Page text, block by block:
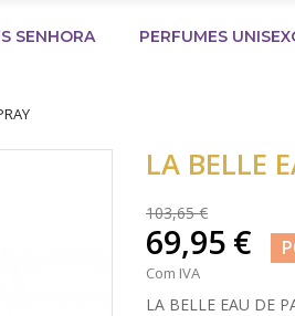
SENHORA PERFUMES
LA BELLE
103,65 €
69,95 €
Com IVA
LA BELLE EAU DE